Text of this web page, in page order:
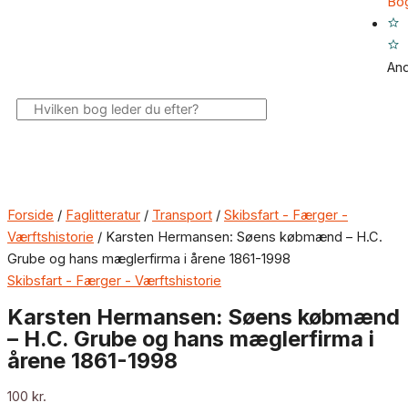
Søg
Forside / Faglitteratur / Transport / Skibsfart - Færger -
Værftshistorie / Karsten Hermansen: Søens købmænd – H.C.
Grube og hans mæglerfirma i årene 1861-1998
Skibsfart - Færger - Værftshistorie
Karsten Hermansen: Søens købmænd
– H.C. Grube og hans mæglerfirma i
årene 1861-1998
100 kr.